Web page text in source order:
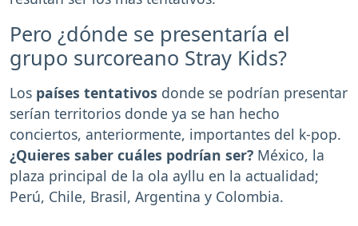
Pero ¿dónde se presentaría el
grupo surcoreano Stray Kids?
Los países tentativos donde se podrían presentar
serían territorios donde ya se han hecho
conciertos, anteriormente, importantes del k-pop.
¿Quieres saber cuáles podrían ser? México, la
plaza principal de la ola ayllu en la actualidad;
Perú, Chile, Brasil, Argentina y Colombia.